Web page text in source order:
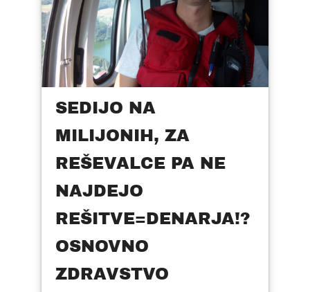
SEDIJO NA
MILIJONIH, ZA
REŠEVALCE PA NE
NAJDEJO
REŠITVE=DENARJA!?
OSNOVNO
ZDRAVSTVO